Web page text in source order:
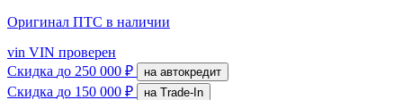
Оригинал ПТС в наличии
vin VIN проверен
Скидка до 250 000 ₽ на автокредит
Скидка до 150 000 ₽
на Trade-In